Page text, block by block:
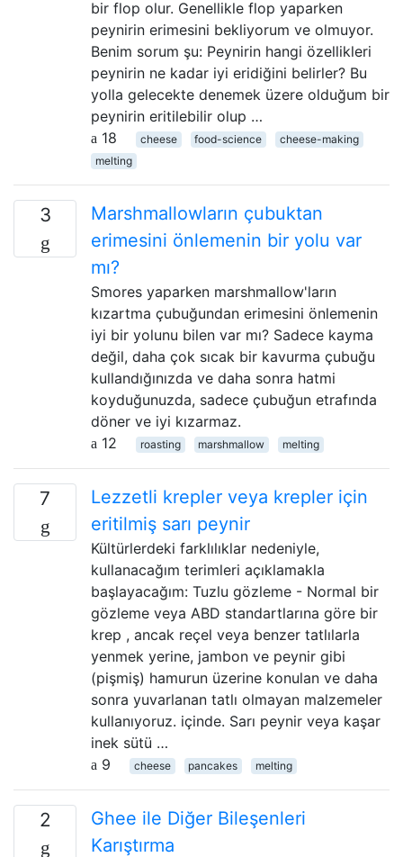
bir flop olur. Genellikle flop yaparken
peynirin erimesini bekliyorum ve olmuyor.
Benim sorum şu: Peynirin hangi özellikleri
peynirin ne kadar iyi eridiğini belirler? Bu
yolla gelecekte denemek üzere olduğum bir
peynirin eritilebilir olup …
18
cheese food-science
cheese-making
melting
3
Marshmallowların çubuktan
erimesini önlemenin bir yolu var
mı?
Smores yaparken marshmallow'ların
kızartma çubuğundan erimesini önlemenin
iyi bir yolunu bilen var mı? Sadece kayma
değil, daha çok sıcak bir kavurma çubuğu
kullandığınızda ve daha sonra hatmi
koyduğunuzda, sadece çubuğun etrafında
döner ve iyi kızarmaz.
12
roasting marshmallow melting
7
Lezzetli krepler veya krepler için
eritilmiş sarı peynir
Kültürlerdeki farklılıklar nedeniyle,
kullanacağım terimleri açıklamakla
başlayacağım: Tuzlu gözleme - Normal bir
gözleme veya ABD standartlarına göre bir
krep , ancak reçel veya benzer tatlılarla
yenmek yerine, jambon ve peynir gibi
(pişmiş) hamurun üzerine konulan ve daha
sonra yuvarlanan tatlı olmayan malzemeler
kullanıyoruz. içinde. Sarı peynir veya kaşar
inek sütü …
9
cheese pancakes melting
2
Ghee ile Diğer Bileşenleri
Karıştırma